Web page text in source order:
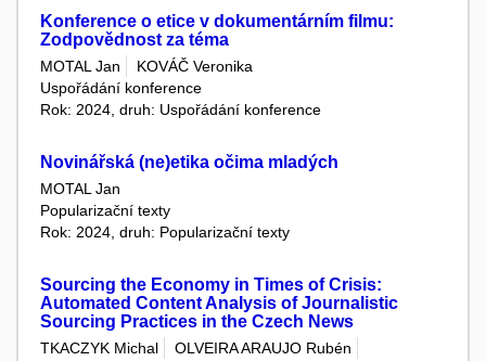
Konference o etice v dokumentárním filmu:
Zodpovědnost za téma
MOTAL Jan
KOVÁČ Veronika
Uspořádání konference
Rok: 2024, druh: Uspořádání konference
Novinářská (ne)etika očima mladých
MOTAL Jan
Popularizační texty
Rok: 2024, druh: Popularizační texty
Sourcing the Economy in Times of Crisis:
Automated Content Analysis of Journalistic
Sourcing Practices in the Czech News
TKACZYK Michal
OLVEIRA ARAUJO Rubén